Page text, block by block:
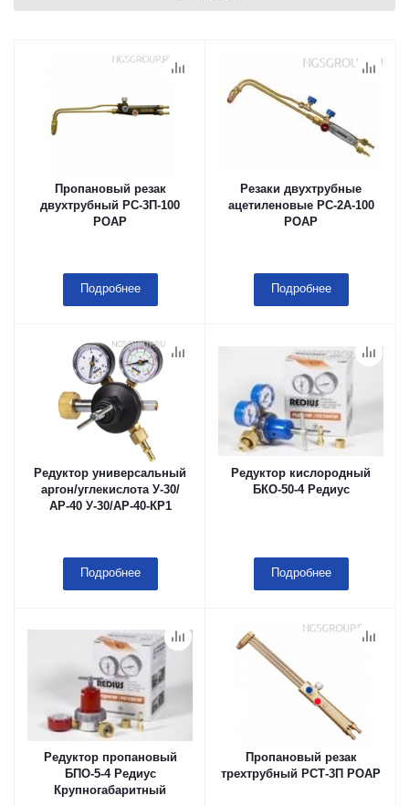
Пропановый резак
двухтрубный РС-3П-100
РОАР
Подробнее
Резаки двухтрубные
ацетиленовые РС-2А-100
РОАР
Подробнее
Редуктор универсальный
аргон/углекислота У-30/
АР-40 У-30/АР-40-КР1
Подробнее
Редуктор кислородный
БКО-50-4 Редиус
Подробнее
Редуктор пропановый
БПО-5-4 Редиус
Крупногабаритный
Пропановый резак
трехтрубный РСТ-3П РОАР